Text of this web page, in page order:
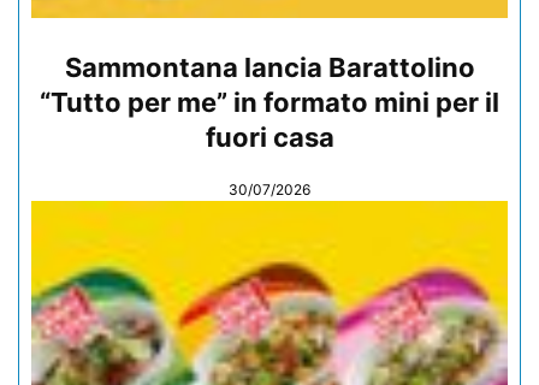
Sammontana lancia Barattolino
“Tutto per me” in formato mini per il
fuori casa
30/07/2026